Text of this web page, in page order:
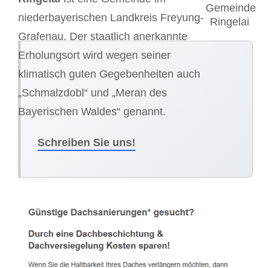
niederbayerischen Landkreis Freyung-
Grafenau. Der staatlich anerkannte
Erholungsort wird wegen seiner
klimatisch guten Gegebenheiten auch
„Schmalzdobl“ und „Meran des
Bayerischen Waldes“ genannt.
Schreiben Sie uns!